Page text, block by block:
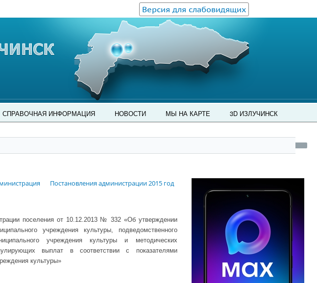
Версия для слабовидящих
СПРАВОЧНАЯ ИНФОРМАЦИЯ НОВОСТИ МЫ НА КАРТЕ 3D ИЗЛУЧИНСК
Постановления администрации 2015 год
поселения от 10.12.2013 № 332 «Об утверждении
учреждения культуры, подведомственного
учреждения культуры и методических
выплат в соответствии с показателями
культуры»